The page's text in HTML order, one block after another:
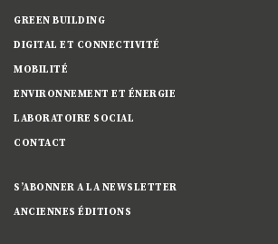
GREEN BUILDING
DIGITAL ET CONNECTIVITÉ
MOBILITÉ
ENVIRONNEMENT ET ÉNERGIE
LABORATOIRE SOCIAL
CONTACT
S’ABONNER A LA NEWSLETTER
ANCIENNES ÉDITIONS